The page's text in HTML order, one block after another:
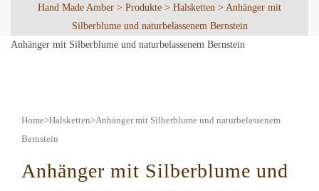
Hand Made Amber > Produkte > Halsketten > Anhänger mit
Silberblume und naturbelassenem Bernstein
Anhänger mit Silberblume und naturbelassenem Bernstein
Home>Halsketten>Anhänger mit Silberblume und naturbelassenem
Bernstein
Anhänger mit Silberblume und